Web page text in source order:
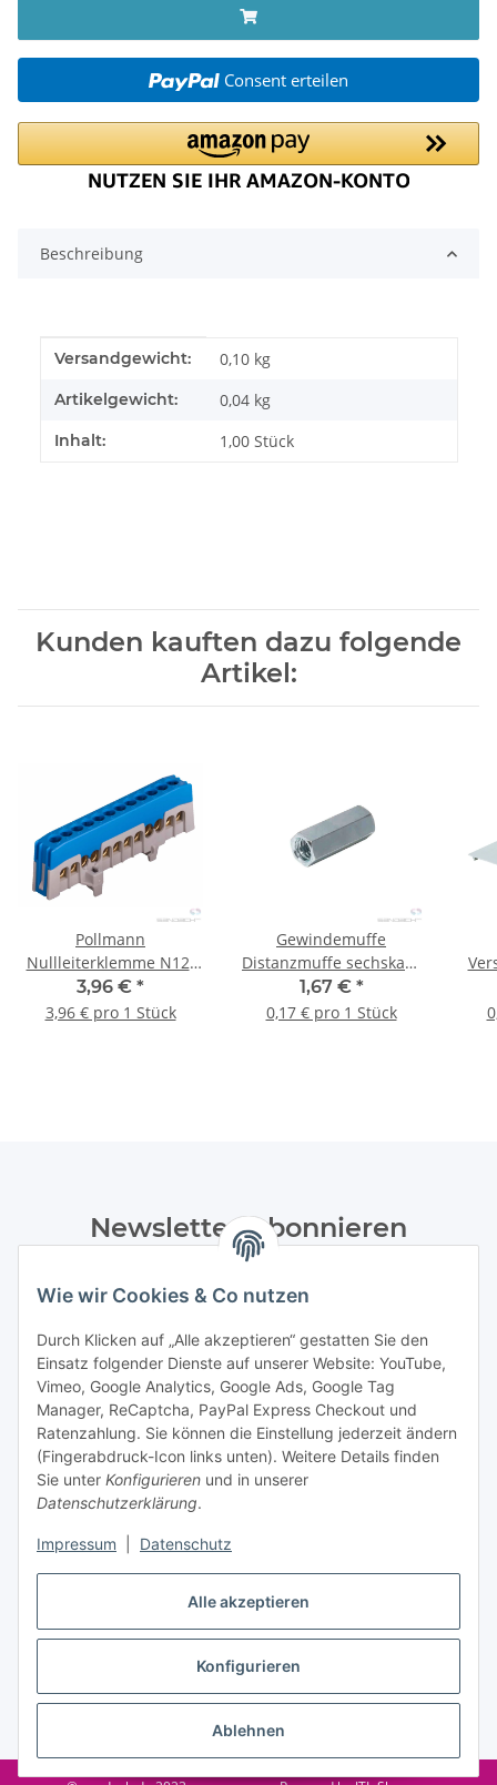
Alle akzeptieren
Konfigurieren
Ablehnen
Wie wir Cookies & Co nutzen
Durch Klicken auf „Alle akzeptieren“ gestatten Sie den
Einsatz folgender Dienste auf unserer Website: YouTube,
Vimeo, Google Analytics, Google Ads, Google Tag
Manager, ReCaptcha, PayPal Express Checkout und
Ratenzahlung. Sie können die Einstellung jederzeit ändern
(Fingerabdruck-Icon links unten). Weitere Details finden
Sie unter Konfigurieren und in unserer
Datenschutzerklärung.
Impressum Datenschutz
Consent erteilen
Beschreibung
Produkteigenschaft
Wert
Versandgewicht: 0,10 kg
Artikelgewicht: 0,04 kg
Inhalt: 1,00 Stück
Kunden kauften dazu folgende
Artikel:
Pollmann
Nullleiterklemme N12-
F2, 12-polig, blau
3,96 € *
3,96 € pro 1 Stück
Gewindemuffe
Distanzmuffe sechskant
M6 x 30 mm - 10 Stück
1,67 € *
0,17 € pro 1 Stück
Newsletter Abonnieren
Datenschutzerklärungregelmäßig und jederzeit widerruflich
Abonnieren
Informationen
Gesetzliche Informationen
Vertrag widerrufen
* Alle Preise inkl. gesetzlicher USt., zzgl.Versand